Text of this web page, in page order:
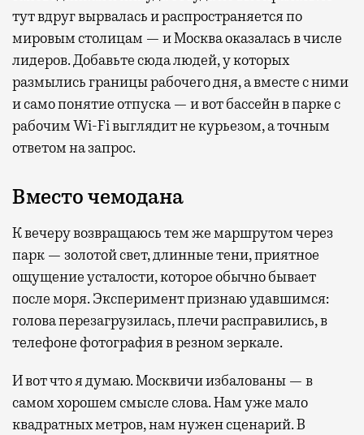
тут вдруг вырвалась и распространяется по
мировым столицам — и Москва оказалась в числе
лидеров. Добавьте сюда людей, у которых
размылись границы рабочего дня, а вместе с ними
и само понятие отпуска — и вот бассейн в парке с
рабочим Wi-Fi выглядит не курьезом, а точным
ответом на запрос.
Вместо чемодана
К вечеру возвращаюсь тем же маршрутом через
парк — золотой свет, длинные тени, приятное
ощущение усталости, которое обычно бывает
после моря. Эксперимент признаю удавшимся:
голова перезагрузилась, плечи расправились, в
телефоне фотография в резном зеркале.
И вот что я думаю. Москвичи избалованы — в
самом хорошем смысле слова. Нам уже мало
квадратных метров, нам нужен сценарий. В